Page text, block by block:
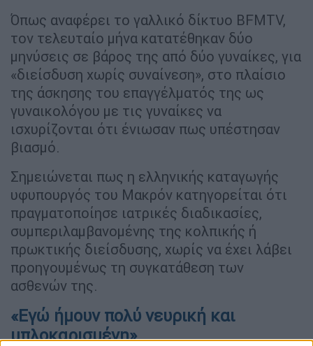
Όπως αναφέρει το γαλλικό δίκτυο BFMTV,
τον τελευταίο μήνα κατατέθηκαν δύο
μηνύσεις σε βάρος της από δύο γυναίκες, για
«διείσδυση χωρίς συναίνεση», στο πλαίσιο
της άσκησης του επαγγέλματός της ως
γυναικολόγου με τις γυναίκες να
ισχυρίζονται ότι ένιωσαν πως υπέστησαν
βιασμό.
Σημειώνεται πως η ελληνικής καταγωγής
υφυπουργός του Μακρόν κατηγορείται ότι
πραγματοποίησε ιατρικές διαδικασίες,
συμπεριλαμβανομένης της κολπικής ή
πρωκτικής διείσδυσης, χωρίς να έχει λάβει
προηγουμένως τη συγκατάθεση των
ασθενών της.
«Εγώ ήμουν πολύ νευρική και
μπλοκαρισμένη»